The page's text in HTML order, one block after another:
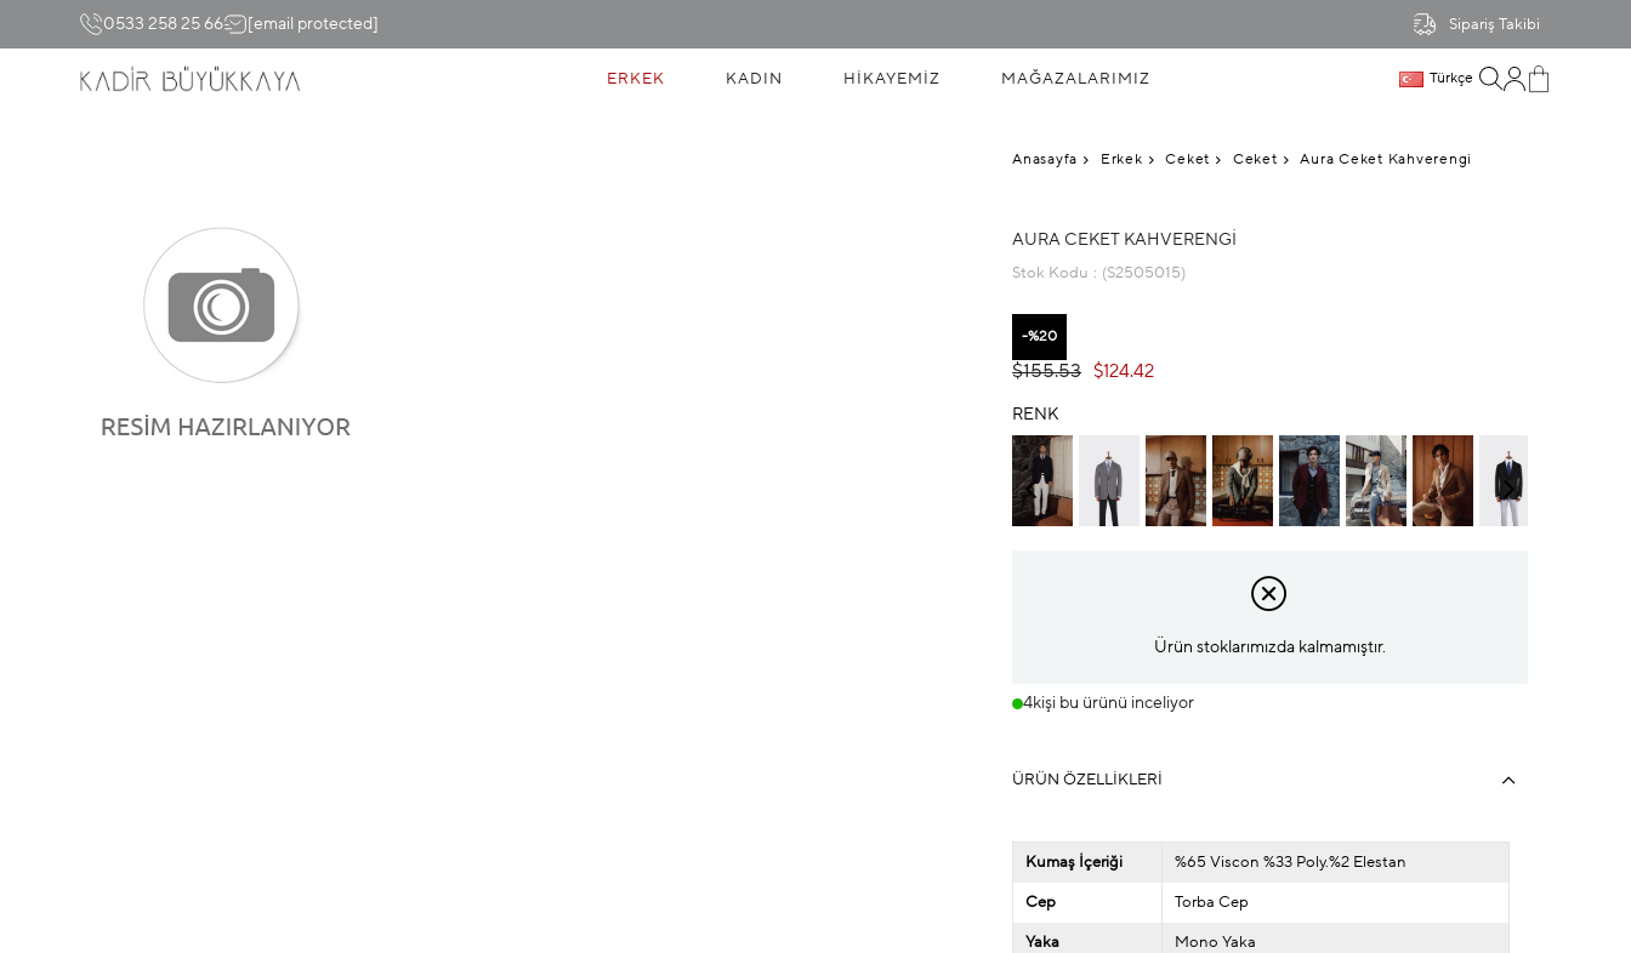
0533 258 25 66 [email protected] Sipariş Takibi
ERKEK KADIN HIKAYEMIZ MAĞAZALARIMIZ Türkçe
Anasayfa Erkek Ceket Ceket Aura Ceket Kahverengi
AURA CEKET KAHVERENGI
Stok Kodu (S2505015)
20
$155.53 $124.42
RENK
Ürün stoklarımızda kalmamıştır.
4kişi bu ürünü inceliyor
ÜRÜN ÖZELLIKLERI
Kumaş İçeriği %65 Viscon %33 Poly.%2 Elestan
Cep Torba Cep
Yaka Mono Yaka